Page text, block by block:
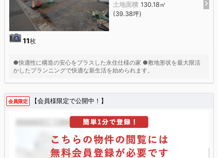
11枚
土地面積 130.18㎡
(39.38坪)
●快適性に構造の安心をプラスした永住仕様の家 ●敷地形状を最大限活
かしたプランニングで快適な新生活を始められます。
会員限定 【会員様限定で公開中！】